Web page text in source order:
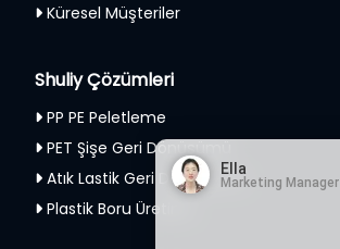
Küresel Müşteriler
Shuliy Çözümleri
PP PE Peletleme
PET Şişe Geri Dönüşümü
Atık Lastik Geri Dönüşümü
Plastik Boru Üretimi
Ella
Marketing Manager